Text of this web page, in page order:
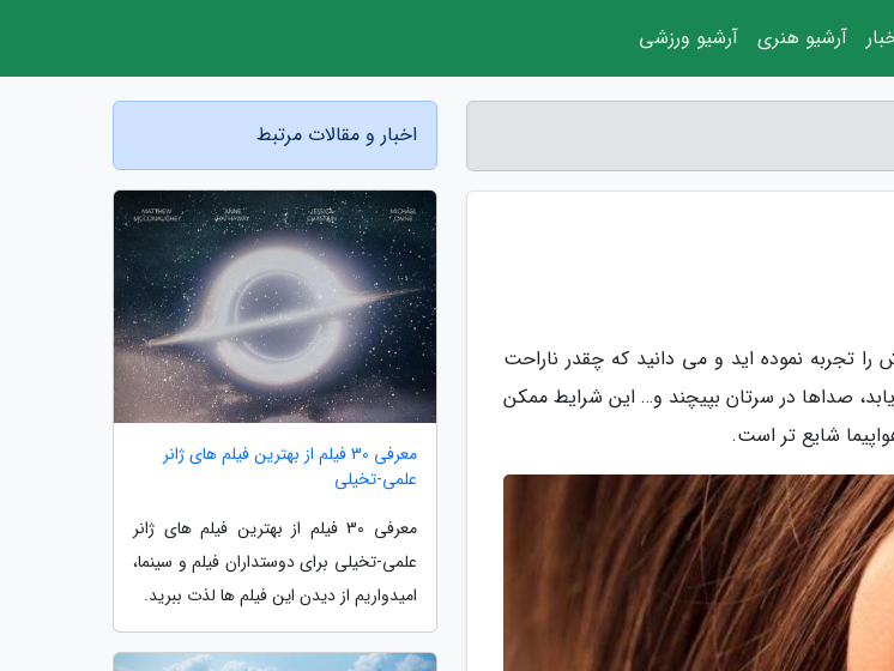
تجربه نموده اید و می دانید که چقدر ناراحت
صداها در سرتان بپیچند و… این شرایط ممکن
شایع تر است.
اخبار و مقالات مرتبط
معرفی 30 فیلم از بهترین فیلم های ژانر
علمی-تخیلی
معرفی 30 فیلم از بهترین فیلم های ژانر
علمی-تخیلی برای دوستداران فیلم و سینما،
امیدواریم از دیدن این فیلم ها لذت ببرید.
آرشیو هنری آرشیو ورزشی